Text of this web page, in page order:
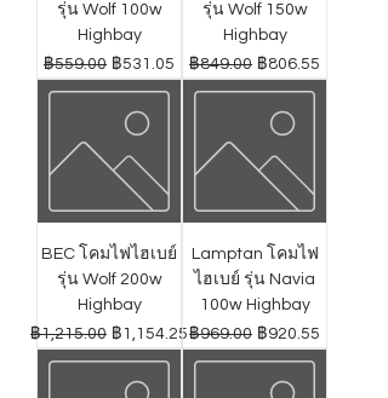
รุ่น Wolf 100w
Highbay
ราคาปกติ
฿559.00 ราคาขายลด
฿531.05
รุ่น Wolf 150w
Highbay
ราคาปกติ
฿849.00 ราคาขายลด
฿806.55
BEC โคมไฟไฮเบย์
รุ่น Wolf 200w
Highbay
ราคาปกติ
฿1,215.00 ราคาขายลด
฿1,154.25
Lamptan โคมไฟ
ไฮเบย์ รุ่น Navia
100w Highbay
ราคาปกติ
฿969.00 ราคาขายลด
฿920.55